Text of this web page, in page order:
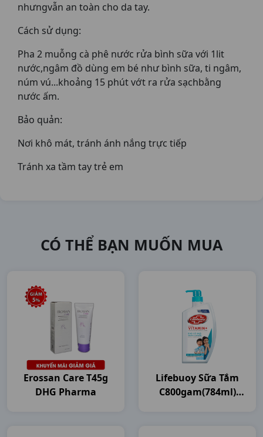
nhưngvẫn an toàn cho da tay.
Cách sử dụng:
Pha 2 muỗng cà phê nước rửa bình sữa với 1lit
nước,ngâm đồ dùng em bé như bình sữa, ti ngâm,
núm vú...khoảng 15 phút vớt ra rửa sạchbằng
nước ấm.
Bảo quản:
Nơi khô mát, tránh ánh nắng trực tiếp
Tránh xa tầm tay trẻ em
CÓ THỂ BẠN MUỐN MUA
Erossan Care T45g
DHG Pharma
Lifebuoy Sữa Tắm
C800gam(784ml)